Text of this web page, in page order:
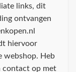
links, dit
ontvangen
hiervoor
webshop. Heb
contact op met